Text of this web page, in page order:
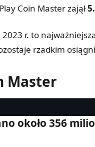
Coin Master zajął
r. to
rzadkim
Master
około 356